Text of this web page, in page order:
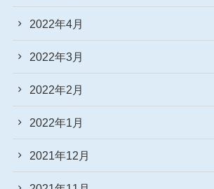
2022年4月
2022年3月
2022年2月
2022年1月
2021年12月